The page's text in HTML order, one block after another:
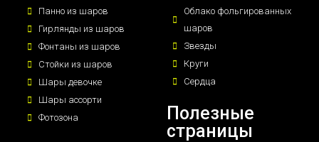
Панно из шаров
Гирлянды из шаров
Фонтаны из шаров
Стойки из шаров
Шары девочке
Шары ассорти
Фотозона
Облако фольгированных
шаров
Звезды
Круги
Сердца
Полезные
страницы